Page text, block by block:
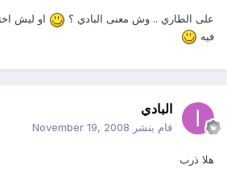
على الطاري .. وش معنى البادي ؟
او ليش
فيه
البادي
قام بنشر November 19, 2008
هلا ذرب